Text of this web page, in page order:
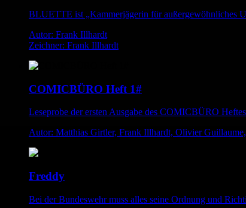
BLUETTE ist „Kammerjägerin für außergewöhnliches
Autor: Frank Illhardt
Zeichner: Frank Illhardt
COMICBÜRO Heft 1#
Leseprobe der ersten Ausgabe des COMICBÜRO
Autor: Matthias Girtler, Frank Illhardt, Olivier
Freddy
Bei der Bundeswehr muss alles seine Ordnung und